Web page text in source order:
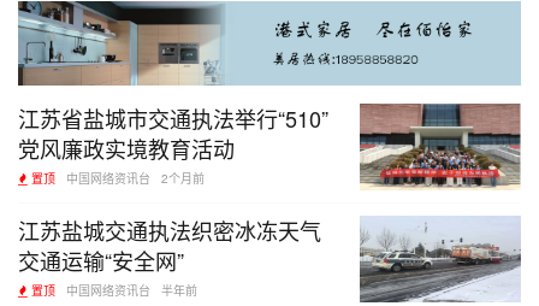
江苏省盐城市交通执法举行“510”
党风廉政实境教育活动
置顶 中国网络资讯台 2个月前
江苏盐城交通执法织密冰冻天气
交通运输“安全网”
置顶 中国网络资讯台 半年前